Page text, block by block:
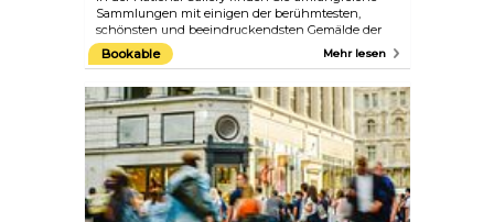
Sammlungen mit einigen der berühmtesten,
schönsten und beeindruckendsten Gemälde der
Welt. Gönnen Sie sich einige der besten
Kunstwerke, die es gibt und je gegeben hat.
da Vinci, Michelangelo, Tizian, Rembrandt,
Vermeer, Turner, Monet oder Van Gogh.
Bookable Mehr lesen